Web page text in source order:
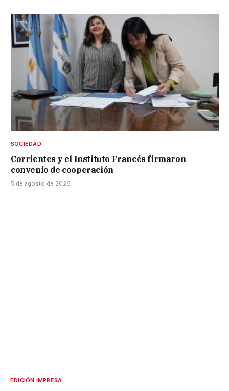
SOCIEDAD
Corrientes y el Instituto Francés firmaron
convenio de cooperación
5 de agosto de 2026
EDICIÓN IMPRESA